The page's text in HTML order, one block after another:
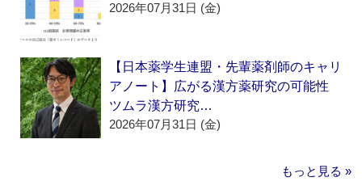
2026年07月31日 (金)
【日本薬学生連盟・先輩薬剤師のキャリ
アノート】広がる漢方薬研究の可能性
ツムラ漢方研究…
2026年07月31日 (金)
もっと見る »